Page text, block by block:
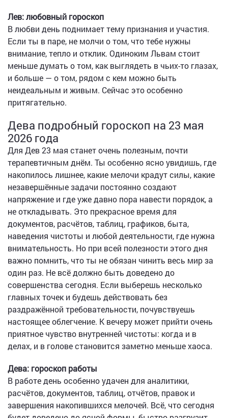
Лев: любовный гороскоп
В любви день поднимает тему признания и участия.
Если ты в паре, не молчи о том, что тебе нужны
внимание, тепло и отклик. Одиноким Львам стоит
меньше думать о том, как выглядеть в чьих-то глазах,
и больше — о том, рядом с кем можно быть
неидеальным и живым. Сейчас это особенно
притягательно.
Дева подробный гороскоп на 23 мая
2026 года
Для Дев 23 мая станет очень полезным, почти
терапевтичным днём. Ты особенно ясно увидишь, где
накопилось лишнее, какие мелочи крадут силы, какие
незавершённые задачи постоянно создают
напряжение и где уже давно пора навести порядок, а
не откладывать. Это прекрасное время для
документов, расчётов, таблиц, графиков, быта,
наведения чистоты и любой деятельности, где нужна
внимательность. Но при всей полезности этого дня
важно помнить, что ты не обязан чинить весь мир за
один раз. Не всё должно быть доведено до
совершенства сегодня. Если выберешь несколько
главных точек и будешь действовать без
раздражённой требовательности, почувствуешь
настоящее облегчение. К вечеру может прийти очень
приятное чувство внутренней чистоты: когда и в
делах, и в голове становится заметно меньше хаоса.
Дева: гороскоп работы
В работе день особенно удачен для аналитики,
расчётов, документов, таблиц, отчётов, правок и
завершения накопившихся мелочей. Всё, что сегодня